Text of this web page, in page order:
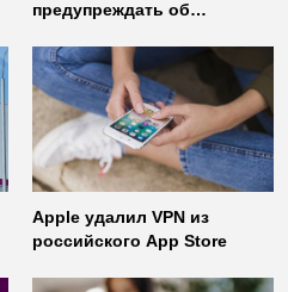
предупреждать об
неофициальных клиентов
мессенджера
Apple удалил VPN из
российского App Store